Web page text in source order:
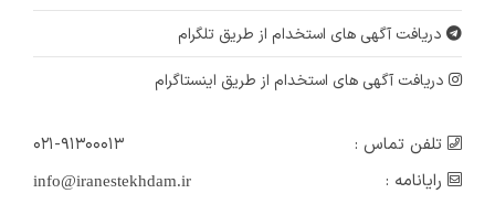
دریافت آگهی های استخدام از طریق تلگرام
دریافت آگهی های استخدام از طریق اینستاگرام
تلفن تماس :
۰۲۱-۹۱۳۰۰۰۱۳
رایانامه :
info@iranestekhdam.ir